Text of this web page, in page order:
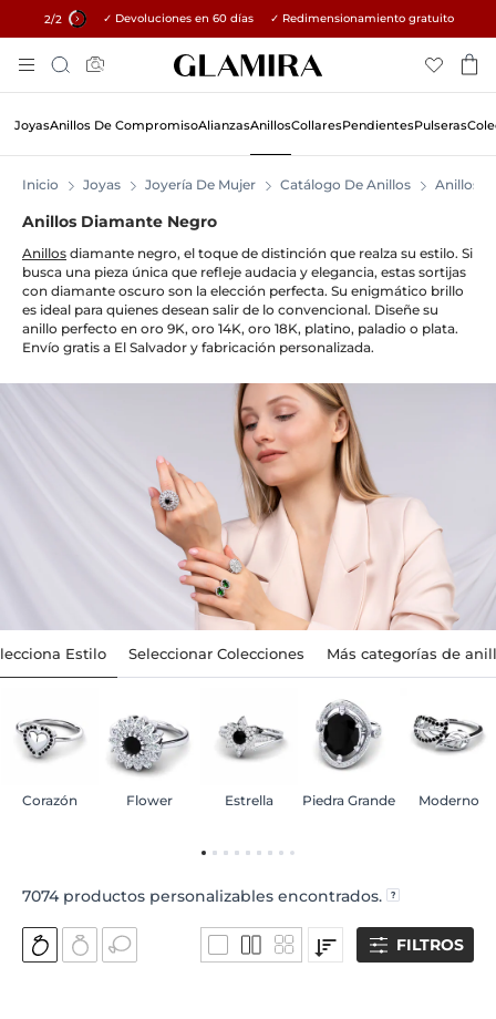
2/2 15% en todos los pedidos →
✓ Devoluciones en 60 días ✓ Redimensionamiento gratuito
To
Content
Búsqueda
JoyasAnillos De CompromisoAlianzasAnillosCollaresPendientesPulseras
Inicio Joyas Joyería De Mujer Catálogo De Anillos Anillos
Anillos Diamante Negro
Anillos diamante negro, el toque de distinción que realza su estilo. Si
busca una pieza única que refleje audacia y elegancia, estas sortijas
con diamante oscuro son la elección perfecta. Su enigmático brillo
es ideal para quienes desean salir de lo convencional. Diseñe su
anillo perfecto en oro 9K, oro 14K, oro 18K, platino, paladio o plata.
Envío gratis a El Salvador y fabricación personalizada.
Estilo Seleccionar Colecciones Más categorías de
Corazón Flower Estrella Piedra Grande Moderno
7074productos personalizables encontrados.
FILTROS